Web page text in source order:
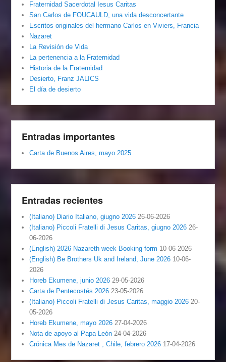
Fraternidad Sacerdotal Iesus Caritas
San Carlos de FOUCAULD, una vida desconcertante
Escritos originales del hermano Carlos en Viviers, Francia
Nazaret
La Revisión de Vida
La pertenencia a la Fraternidad
Historia de la Fraternidad
Desierto, Franz JALICS
El día de desierto
Entradas importantes
Carta de Buenos Aires, mayo 2025
Entradas recientes
(Italiano) Diario Italiano, giugno 2026 26-06-2026
(Italiano) Piccoli Fratelli di Jesus Caritas, giugno 2026 26-
06-2026
(English) 2026 Nazareth week Booking form 10-06-2026
(English) Be Brothers Uk and Ireland, June 2026 10-06-
2026
Horeb Ekumene, junio 2026 29-05-2026
Carta de Pentecostés 2026 23-05-2026
(Italiano) Piccoli Fratelli di Jesus Caritas, maggio 2026 20-
05-2026
Horeb Ekumene, mayo 2026 27-04-2026
Nota de apoyo al Papa León 24-04-2026
Crónica Mes de Nazaret , Chile, febrero 2026 17-04-2026